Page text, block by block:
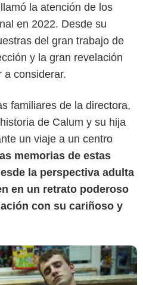
la atención de los
en 2022. Desde su
del gran trabajo de
y la gran revelación
a considerar.
familiares de la directora,
de Calum y su hija
un viaje a un centro
memorias de estas
la perspectiva adulta
en un retrato poderoso
con su cariñoso y
Netflix